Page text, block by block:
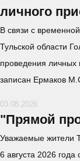
личного
В связи с
Тульской области
проведения
записан Ермаков
03.08.2026
"Прямой
Уважаемые жители
6 августа 2026